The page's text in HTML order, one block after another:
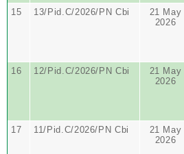
15
13/Pid.C/2026/PN Cbi
21 May
2026
16
12/Pid.C/2026/PN Cbi
21 May
2026
17
11/Pid.C/2026/PN Cbi
21 May
2026